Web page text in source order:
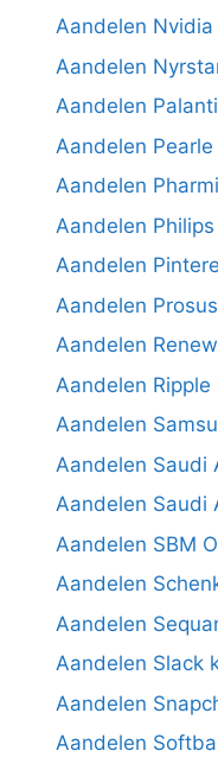
Aandelen Nvidia
Aandelen
Aandelen
Aandelen Pearle
Aandelen
Aandelen
Aandelen
Aandelen
Aandelen
Aandelen Ripple
Aandelen
Aandelen Saudi
Aandelen Saudi
Aandelen SBM
Aandelen
Aandelen
Aandelen Slack
Aandelen
Aandelen